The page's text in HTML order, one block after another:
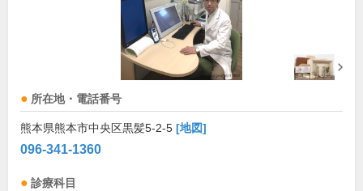
所在地・電話番号
熊本県熊本市中央区黒髪5-2-5 [地図]
096-341-1360
診療科目